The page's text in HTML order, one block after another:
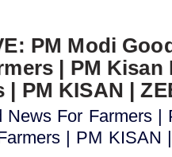
PM Modi
| PM
| PM KISAN |
News For Farmers |
| PM KISAN